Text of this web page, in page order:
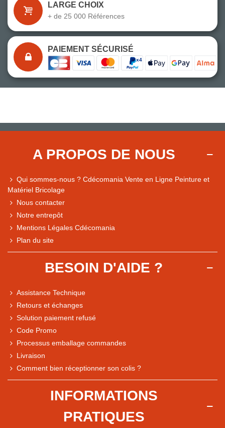
Comparaison des performances du magasin
Express, Chez vous, Point relais, Retrait magasin
LARGE CHOIX
+ de 25 000 Références
PAIEMENT SÉCURISÉ
A PROPOS DE NOUS
Qui sommes-nous ? Cdécomania Vente en Ligne Peinture et
Matériel Bricolage
Nous contacter
Notre entrepôt
Mentions Légales Cdécomania
Plan du site
BESOIN D'AIDE ?
Assistance Technique
Retours et échanges
Solution paiement refusé
Code Promo
Processus emballage commandes
Livraison
Comment bien réceptionner son colis ?
INFORMATIONS
PRATIQUES